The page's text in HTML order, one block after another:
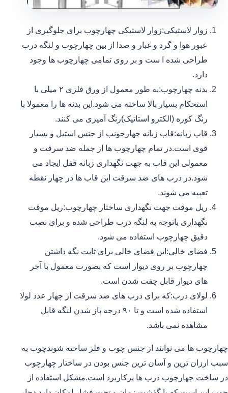
زوار لاستیکی:زوار لاستیکی چهارچوب برای جلوگیری از
عبور هوا و گرد و غبار و صدا از بین چهارچوب و لنگه درب
طراحی شده ا ست و بر روی تمامی چهارچوب ها وجود
دارد.
بدنه چهارچوب:به طور معمول از ورق فلزی ۲ میلی با
استحکام بسیار بالا ساخته می شود.این بدنه ها را معمولا با
رنگ کوره (الکترو استاتیک)رنگ آمیزی می کنند.
قاب زبانه:قاب زبانه چهارچونب از جنس استیل و بسیار
قوی است.در تمام چهارچوب ها از جمله ضد سرقت و
معمولی این قاب به جهت نگهداری زبانه قفل ایجاد می
شود.در درب های ضد سرقت این قاب ها در چهار نقطه
تعبیه می شوند.
ریل موقت جهت نگهداری ساختار چهارچوب:ریل موقت
نگهداری باتوجه به لنگه درب طراحی شده و برای نصب
دقیق چهارچوب استفاده می شود.
فضای خالی:این فضای خالی برای ثابت نگه داشتن
چهارچوب بر روی دیوار است که بصورت معمول با آجر
های دیوار قابل چفت شدن است.
لولای درب:که برای درب های ضد سرقت از چهار عدد لولا
استفاده شده است و تا ۹۰ درجه باز شدن لنگه قابل
مشاهده نمی باشد.
چهارچوب ها می توانند از جنس چوب و فلز ساخته شوندچوب به
سبب ارزان ترین و آسان ترین جنس بودن در ساختار چهارچوب
در ساخت چهارچوب درب ها پرکاربرد است.مشکل استفاده از